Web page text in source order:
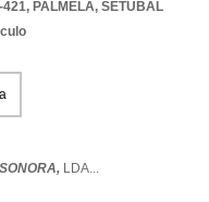
421, PALMELA, SETUBAL
LDA...